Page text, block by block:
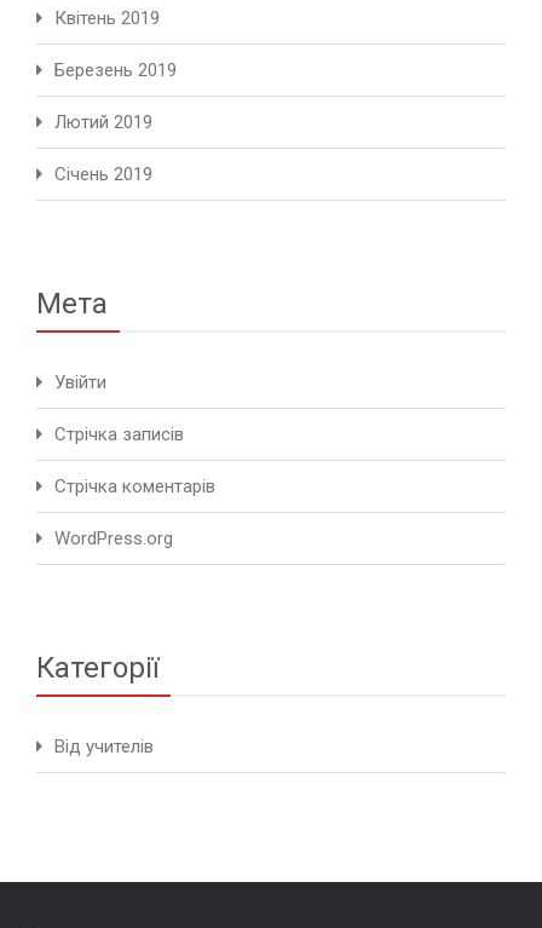
Квітень 2019
Березень 2019
Лютий 2019
Січень 2019
Мета
Увійти
Стрічка записів
Стрічка коментарів
WordPress.org
Категорії
Від учителів